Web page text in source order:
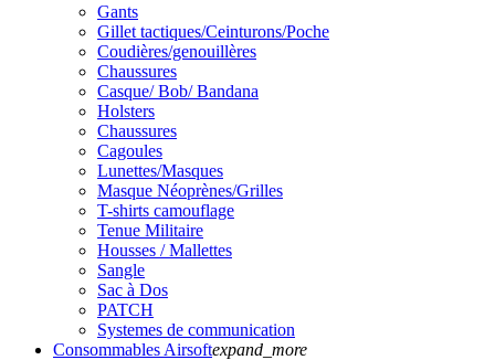
Gants
Gillet tactiques/Ceinturons/Poche
Coudières/genouillères
Chaussures
Casque/ Bob/ Bandana
Holsters
Chaussures
Cagoules
Lunettes/Masques
Masque Néoprènes/Grilles
T-shirts camouflage
Tenue Militaire
Housses / Mallettes
Sangle
Sac à Dos
PATCH
Systemes de communication
Consommables Airsoftexpand_more